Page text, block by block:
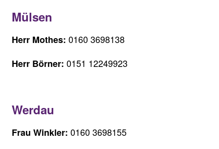
Mülsen
Herr Mothes: 0160 3698138
Herr Börner: 0151 12249923
Werdau
Frau Winkler: 0160 3698155